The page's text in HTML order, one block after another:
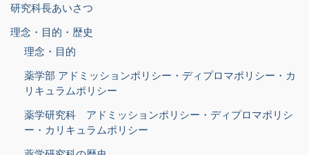
研究科長あいさつ
理念・目的・歴史
理念・目的
薬学部 アドミッションポリシー・ディプロマポリシー・カ
リキュラムポリシー
薬学研究科 アドミッションポリシー・ディプロマポリシ
ー・カリキュラムポリシー